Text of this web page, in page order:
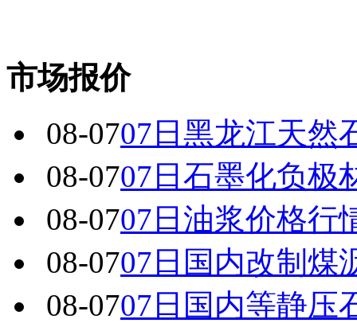
市场报价
08-0707日黑龙江天然
08-0707日石墨化负极
08-0707日油浆价格行
08-0707日国内改制煤
08-0707日国内 等静压